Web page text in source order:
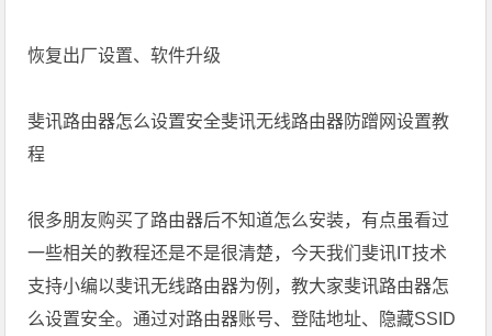
恢复出厂设置、软件升级
斐讯路由器怎么设置安全斐讯无线路由器防蹭网设置教
程
很多朋友购买了路由器后不知道怎么安装，有点虽看过
一些相关的教程还是不是很清楚，今天我们斐讯IT技术
支持小编以斐讯无线路由器为例，教大家斐讯路由器怎
么设置安全。通过对路由器账号、登陆地址、隐藏SSID